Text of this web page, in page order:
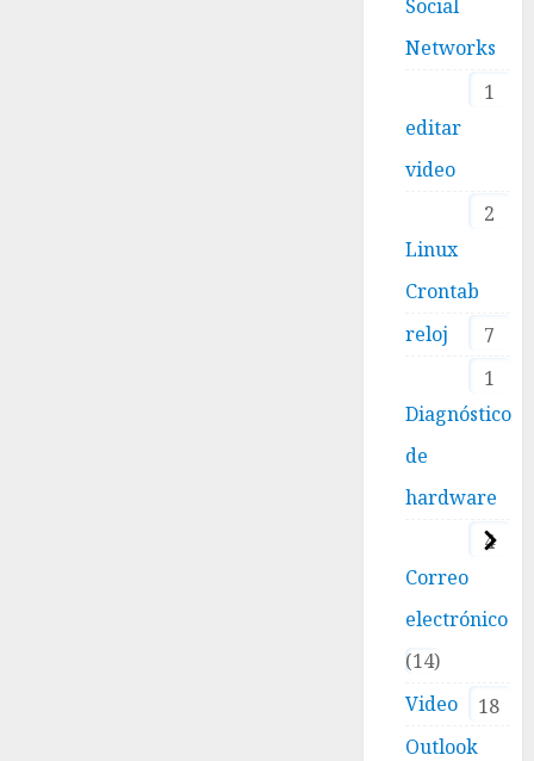
Social
Networks
1
editar
video
2
Linux
Crontab
7
reloj
1
Diagnóstico
de
hardware
4
Correo
electrónico
14
Video
18
Outlook